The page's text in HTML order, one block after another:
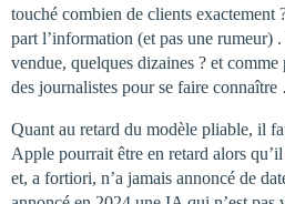
touché combien de clients exactement
part l’information (et pas une rumeur)
vendue, quelques dizaines ? et
des journalistes pour se faire
Quant au retard du modèle pliable, il
Apple pourrait être en retard alors qu’il
et, a fortiori, n’a jamais annoncé de